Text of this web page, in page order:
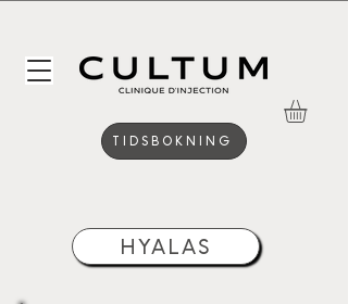
TIDSBOKNING
HYALAS